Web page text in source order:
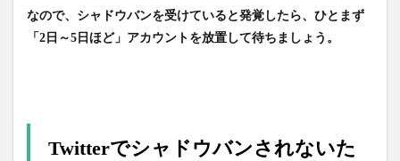
なので、シャドウバンを受けていると発覚したら、ひとまず
「2日～5日ほど」アカウントを放置して待ちましょう。
Twitterでシャドウバンされないた